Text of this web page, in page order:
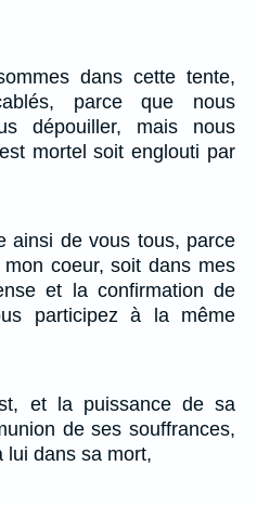
dans cette tente,
parce que nous
dépouiller, mais nous
mortel soit englouti par
ainsi de vous tous, parce
coeur, soit dans mes
et la confirmation de
participez à la même
et la puissance de sa
de ses souffrances,
lui dans sa mort,